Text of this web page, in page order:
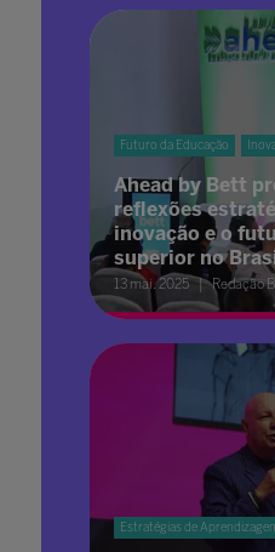
Futuro da Educação
Ahead by Bett
reflexões
inovação e o
superior no
13 mai. 2025 Redação
Estratégias de